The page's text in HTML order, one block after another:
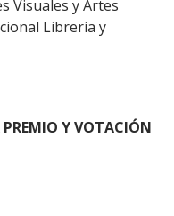
Visuales y Artes
Librería y
Y VOTACIÓN